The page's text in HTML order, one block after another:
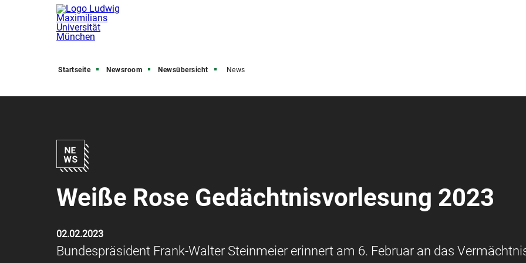
Startseite Newsroom Newsübersicht News
Weiße Rose Gedächtnisvorlesung 2023
02.02.2023
Bundespräsident Frank-Walter Steinmeier erinnert am 6. Februar an das